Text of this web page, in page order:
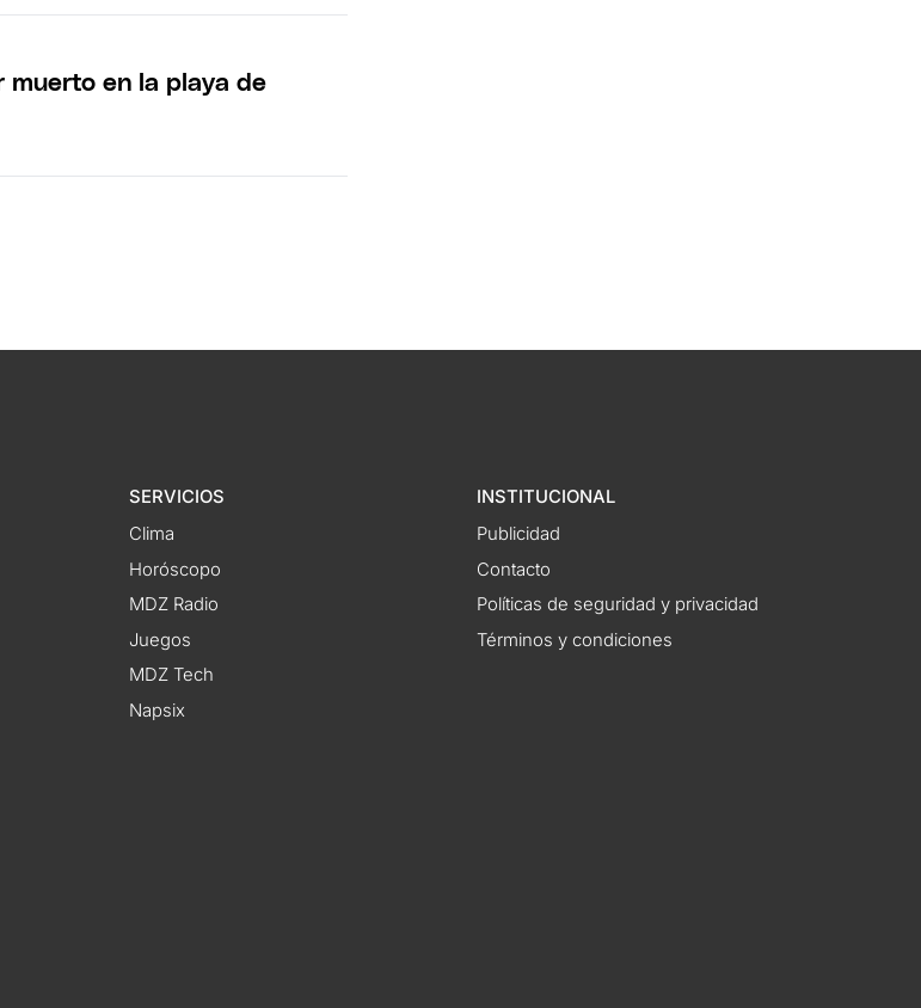
muerto en la playa de
SERVICIOS
Clima
Horóscopo
MDZ Radio
Juegos
MDZ Tech
Napsix
INSTITUCIONAL
Publicidad
Contacto
Políticas de seguridad y privacidad
Términos y condiciones